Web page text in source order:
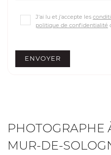
J'ai lu et j'accepte les
politique de confidentialité
ENVOYER
PHOTOGRAPHE
MUR-DE-